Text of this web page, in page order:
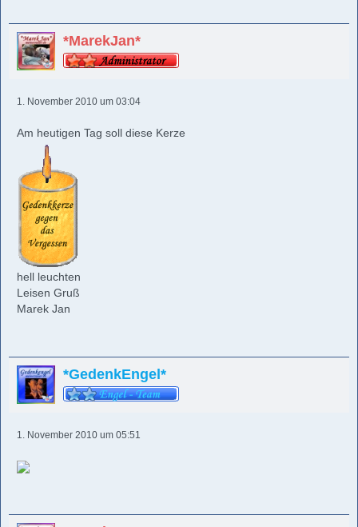
*MarekJan*
1. November 2010 um 03:04
Am heutigen Tag soll diese Kerze
hell leuchten
Leisen Gruß
Marek Jan
*GedenkEngel*
1. November 2010 um 05:51